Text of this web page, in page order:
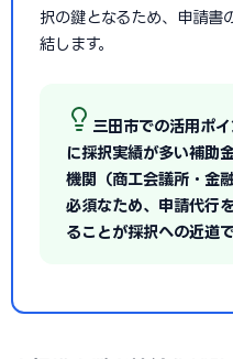
択の鍵となるため、申請書
結します。
三田市での活用ポ
に採択実績が多い補助
機関（商工会議所・金
必須なため、申請代行
ることが採択への近道で